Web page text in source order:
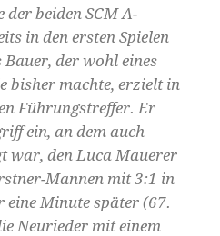
der beiden SCM A-
in den ersten Spielen
der wohl eines
bisher machte, erzielt in
Führungstreffer. Er
ein, an dem auch
war, den Luca Mauerer
Mannen mit 3:1 in
Minute später (67.
Neurieder mit einem